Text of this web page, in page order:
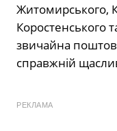
Житомирського,
Коростенського
звичайна
справжній
РЕКЛАМА